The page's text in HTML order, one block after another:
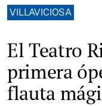
VILLAVICIOSA
El Teatro
primera
flauta